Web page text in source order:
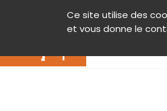
Ce site utilise des
et vous donne le
Contenu Aide et accessibilité